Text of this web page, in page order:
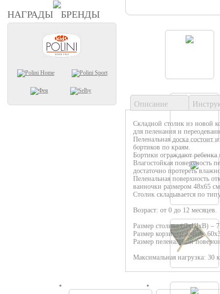
НАГРАДЫ БРЕНДЫ
Описание
Cкладной столик из новой
для пеленания и
Пеленальная доска
бортиков по краям.
Бортики ограждают
Влагостойкая поверхность
достаточно протереть
Пеленальная поверхность
ванночки размером 48х65
Столик складывается по
Возраст: от 0 до 12 месяцев.
Размер столика (ДхШхВ) –
Размер корзинки внизу:
Размер пеленальной
Максимальная нагрузка: 30